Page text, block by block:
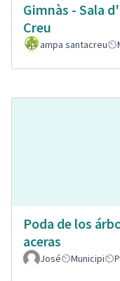
Gimnàs - Sala
Creu
ampa santacreu
Poda de los
aceras
José Municipi